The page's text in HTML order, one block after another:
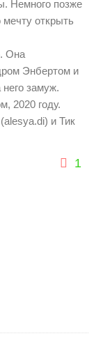
Немного позже
открыть
Она
Энбертом и
замуж.
2020 году.
и Тик
1